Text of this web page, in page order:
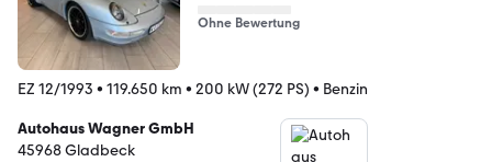
Ohne Bewertung
EZ 12/1993 • 119.650 km • 200 kW (272 PS) • Benzin
Autohaus Wagner GmbH
45968 Gladbeck